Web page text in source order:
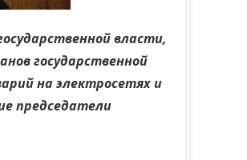
власти,
государственной
на электросетях и
председатели